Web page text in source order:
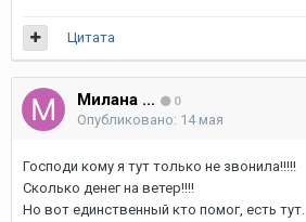
Цитата
Милана ... 0
Опубликовано: 14 мая
Господи кому я тут только не звонила!!!!!
Сколько денег на ветер!!!!
Но вот единственный кто помог, есть тут.